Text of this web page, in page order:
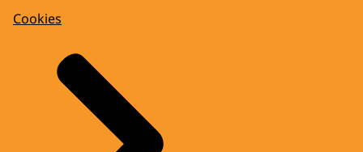
Cookies